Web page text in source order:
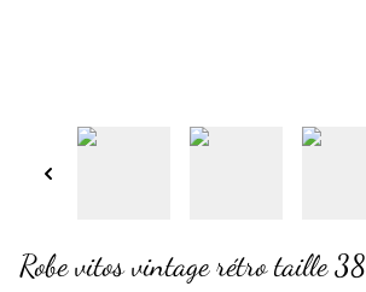
Robe vitos vintage rétro taille 38